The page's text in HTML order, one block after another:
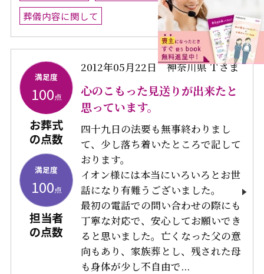
葬儀内容に関して
満足度
100点
お葬式
の点数
満足度
100点
担当者
の点数
2012年05月22日神奈川県 Ｔさま
心のこもった見送りが出来たと
思っています。
四十九日の法要も無事終わりまし
て、少し落ち着いたところで記して
おります。
イオン様には本当にいろいろとお世
話になり有難うございました。
最初の電話での問い合わせの際にも
丁寧な対応で、安心してお願いでき
ると思いました。亡くなった父の意
向もあり、家族葬とし、残された母
も身体が少し不自由で...